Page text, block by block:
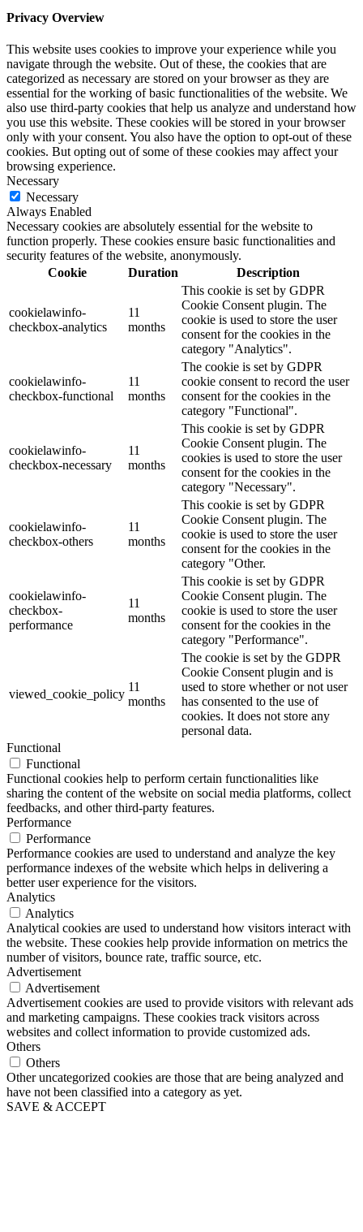
Privacy Overview
This website uses cookies to improve your experience while you
navigate through the website. Out of these, the cookies that are
categorized as necessary are stored on your browser as they are
essential for the working of basic functionalities of the website. We
also use third-party cookies that help us analyze and understand how
you use this website. These cookies will be stored in your browser
only with your consent. You also have the option to opt-out of these
cookies. But opting out of some of these cookies may affect your
browsing experience.
Necessary
Necessary
Always Enabled
Necessary cookies are absolutely essential for the website to
function properly. These cookies ensure basic functionalities and
security features of the website, anonymously.
Cookie
Duration Description
cookielawinfo-
checkbox-analytics
11
months
This cookie is set by GDPR
Cookie Consent plugin. The
cookie is used to store the user
consent for the cookies in the
category "Analytics".
cookielawinfo-
checkbox-functional
11
months
The cookie is set by GDPR
cookie consent to record the user
consent for the cookies in the
category "Functional".
cookielawinfo-
checkbox-necessary
11
months
This cookie is set by GDPR
Cookie Consent plugin. The
cookies is used to store the user
consent for the cookies in the
category "Necessary".
cookielawinfo-
checkbox-others
11
months
This cookie is set by GDPR
Cookie Consent plugin. The
cookie is used to store the user
consent for the cookies in the
category "Other.
cookielawinfo-
checkbox-
performance
11
months
This cookie is set by GDPR
Cookie Consent plugin. The
cookie is used to store the user
consent for the cookies in the
category "Performance".
viewed_cookie_policy
11
months
The cookie is set by the GDPR
Cookie Consent plugin and is
used to store whether or not user
has consented to the use of
cookies. It does not store any
personal data.
Functional
Functional
Functional cookies help to perform certain functionalities like
sharing the content of the website on social media platforms, collect
feedbacks, and other third-party features.
Performance
Performance
Performance cookies are used to understand and analyze the key
performance indexes of the website which helps in delivering a
better user experience for the visitors.
Analytics
Analytics
Analytical cookies are used to understand how visitors interact with
the website. These cookies help provide information on metrics the
number of visitors, bounce rate, traffic source, etc.
Advertisement
Advertisement
Advertisement cookies are used to provide visitors with relevant ads
and marketing campaigns. These cookies track visitors across
websites and collect information to provide customized ads.
Others
Others
Other uncategorized cookies are those that are being analyzed and
have not been classified into a category as yet.
SAVE & ACCEPT